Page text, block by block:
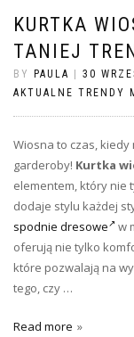
KURTKA
TANIEJ
BY PAULA 30
AKTUALNE TRENDY
Wiosna to czas,
garderoby! Kurtka
elementem, który nie
dodaje stylu każdej
spodnie dresowe
w
oferują nie tylko
które pozwalają na
tego, czy …
Read more